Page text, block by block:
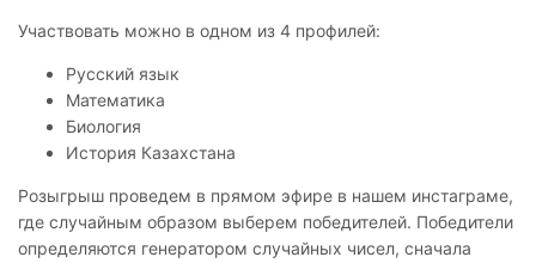
Участвовать можно в одном из 4 профилей:
Русский язык
Математика
Биология
История Казахстана
Розыгрыш проведем в прямом эфире в нашем инстаграме,
где случайным образом выберем победителей. Победители
определяются генератором случайных чисел, сначала